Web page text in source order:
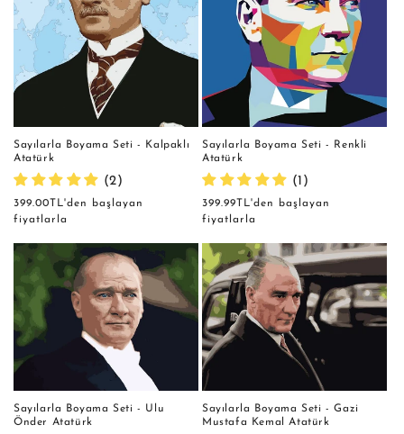
Sayılarla Boyama Seti - Kalpaklı
Atatürk
(2)
Normal
fiyat
399.00TL'den başlayan
fiyatlarla
Sayılarla Boyama Seti - Renkli
Atatürk
(1)
Normal
fiyat
399.99TL'den başlayan
fiyatlarla
Sayılarla Boyama Seti - Ulu
Önder Atatürk
Sayılarla Boyama Seti - Gazi
Mustafa Kemal Atatürk